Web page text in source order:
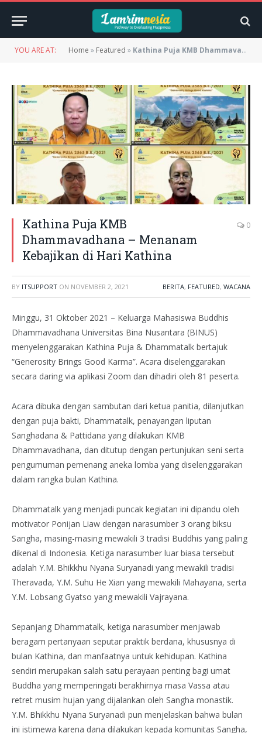
YOU ARE AT: Home » Featured » Kathina Puja KMB Dhammavadhana – Menanam Kebajikan di Hari Kathina
Kathina Puja KMB
Dhammavadhana – Menanam
Kebajikan di Hari Kathina
0
BY ITSUPPORT ON NOVEMBER 2, 2021 BERITA, FEATURED, WACANA
Minggu, 31 Oktober 2021 – Keluarga Mahasiswa Buddhis
Dhammavadhana Universitas Bina Nusantara (BINUS)
menyelenggarakan Kathina Puja & Dhammatalk bertajuk
“Generosity Brings Good Karma”. Acara diselenggarakan
secara daring via aplikasi Zoom dan dihadiri oleh 81 peserta.
Acara dibuka dengan sambutan dari ketua panitia, dilanjutkan
dengan puja bakti, Dhammatalk, penayangan liputan
Sanghadana & Pattidana yang dilakukan KMB
Dhammavadhana, dan ditutup dengan pertunjukan seni serta
pengumuman pemenang aneka lomba yang diselenggarakan
dalam rangka bulan Kathina.
Dhammatalk yang menjadi puncak kegiatan ini dipandu oleh
motivator Ponijan Liaw dengan narasumber 3 orang biksu
Sangha, masing-masing mewakili 3 tradisi Buddhis yang paling
dikenal di Indonesia. Ketiga narasumber luar biasa tersebut
adalah Y.M. Bhikkhu Nyana Suryanadi yang mewakili tradisi
Theravada, Y.M. Suhu He Xian yang mewakili Mahayana, serta
Y.M. Lobsang Gyatso yang mewakili Vajrayana.
Sepanjang Dhammatalk, ketiga narasumber menjawab
beragam pertanyaan seputar praktik berdana, khususnya di
bulan Kathina, dan manfaatnya untuk kehidupan. Kathina
sendiri merupakan salah satu perayaan penting bagi umat
Buddha yang memperingati berakhirnya masa Vassa atau
retret musim hujan yang dijalankan oleh Sangha monastik.
Y.M. Bhikkhu Nyana Suryanadi pun menjelaskan bahwa bulan
ini istimewa karena dana dilakukan kepada komunitas Sangha,